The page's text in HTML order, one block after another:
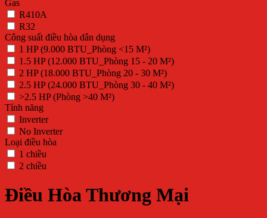
Gas
R410A
R32
Công suất điều hòa dân dụng
1 HP (9.000 BTU_Phòng <15 M²)
1.5 HP (12.000 BTU_Phòng 15 - 20 M²)
2 HP (18.000 BTU_Phòng 20 - 30 M²)
2.5 HP (24.000 BTU_Phòng 30 - 40 M²)
>2.5 HP (Phòng >40 M²)
Tính năng
Inverter
No Inverter
Loại điều hòa
1 chiều
2 chiều
Điều Hòa Thương Mại